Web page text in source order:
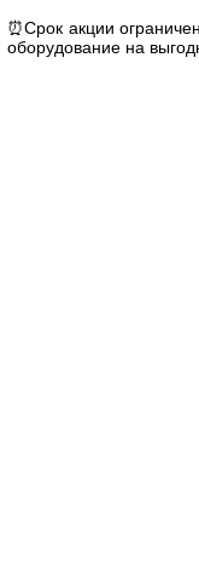
⏰Срок акции
оборудование на